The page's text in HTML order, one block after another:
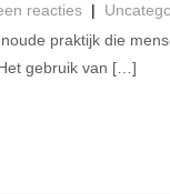
reacties |
praktijk die
gebruik van […]